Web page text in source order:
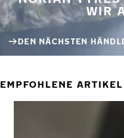
WIR
DEN NÄCHSTEN
EMPFOHLENE ARTIKEL